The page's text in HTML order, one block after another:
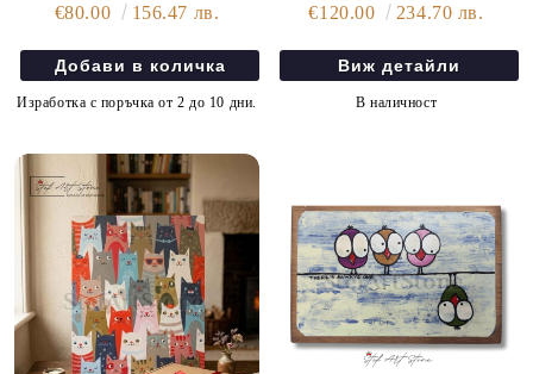
€80.00
156.47 лв.
Изработка с поръчка от 2 до 10 дни.
€120.00
234.70 лв.
Виж детайли
В наличност